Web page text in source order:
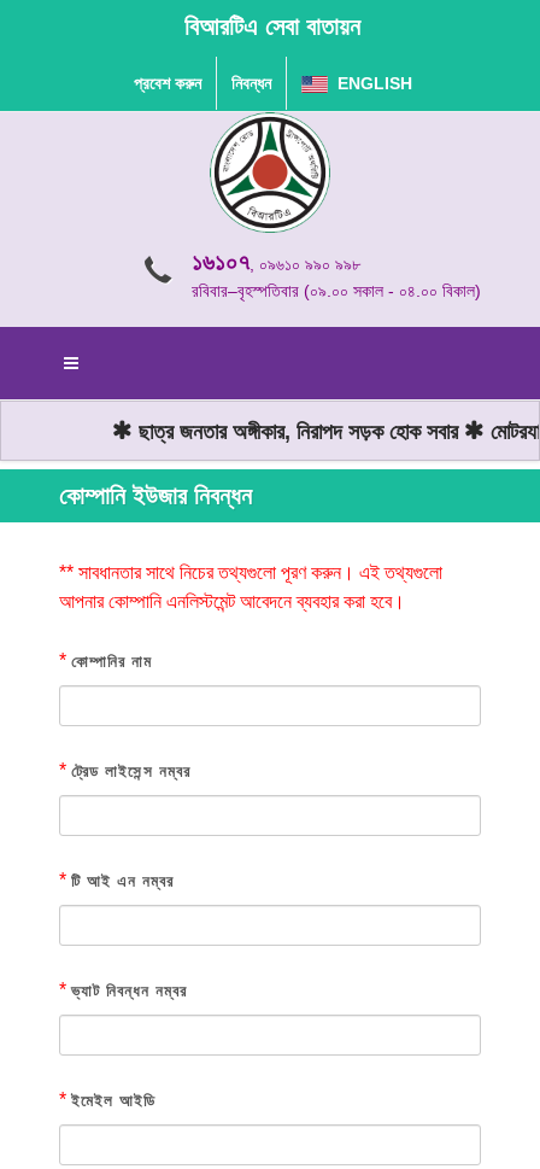
বিআরটিএ সেবা বাতায়ন
প্রবেশ করুন নিবন্ধন ENGLISH
১৬১০৭, ০৯৬১০ ৯৯০ ৯৯৮
রবিবার–বৃহস্পতিবার (০৯.০০ সকাল - ০৪.০০ বিকাল)
ছাত্র জনতার অঙ্গীকার, নিরাপদ সড়ক হোক সবার
কোম্পানি ইউজার নিবন্ধন
** সাবধানতার সাথে নিচের তথ্যগুলো পূরণ করুন। এই তথ্যগুলো
আপনার কোম্পানি এনলিস্টমেন্ট আবেদনে ব্যবহার করা হবে।
* কোম্পানির নাম
* ট্রেড লাইসেন্স নম্বর
* টি আই এন নম্বর
* ভ্যাট নিবন্ধন নম্বর
* ইমেইল আইডি